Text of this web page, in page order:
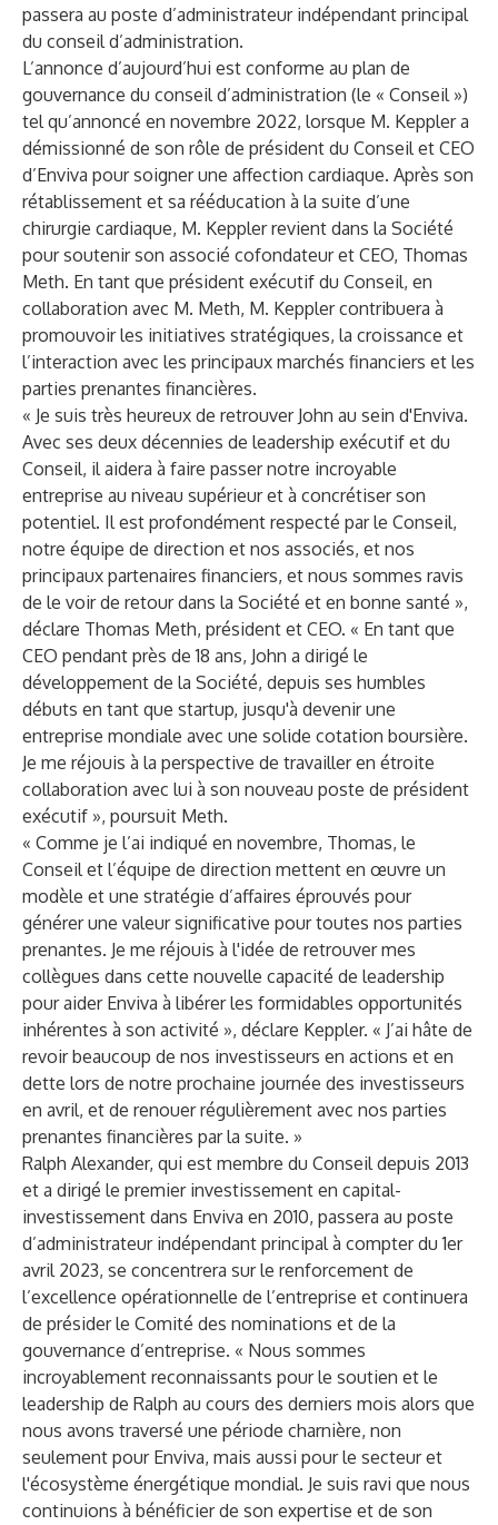
passera au poste d’administrateur indépendant principal
du conseil d’administration.
L’annonce d’aujourd’hui est conforme au plan de
gouvernance du conseil d’administration (le « Conseil »)
tel qu’annoncé en novembre 2022, lorsque M. Keppler a
démissionné de son rôle de président du Conseil et CEO
d’Enviva pour soigner une affection cardiaque. Après son
rétablissement et sa rééducation à la suite d’une
chirurgie cardiaque, M. Keppler revient dans la Société
pour soutenir son associé cofondateur et CEO, Thomas
Meth. En tant que président exécutif du Conseil, en
collaboration avec M. Meth, M. Keppler contribuera à
promouvoir les initiatives stratégiques, la croissance et
l’interaction avec les principaux marchés financiers et les
parties prenantes financières.
« Je suis très heureux de retrouver John au sein d'Enviva.
Avec ses deux décennies de leadership exécutif et du
Conseil, il aidera à faire passer notre incroyable
entreprise au niveau supérieur et à concrétiser son
potentiel. Il est profondément respecté par le Conseil,
notre équipe de direction et nos associés, et nos
principaux partenaires financiers, et nous sommes ravis
de le voir de retour dans la Société et en bonne santé »,
déclare Thomas Meth, président et CEO. « En tant que
CEO pendant près de 18 ans, John a dirigé le
développement de la Société, depuis ses humbles
débuts en tant que startup, jusqu'à devenir une
entreprise mondiale avec une solide cotation boursière.
Je me réjouis à la perspective de travailler en étroite
collaboration avec lui à son nouveau poste de président
exécutif », poursuit Meth.
« Comme je l’ai indiqué en novembre, Thomas, le
Conseil et l’équipe de direction mettent en œuvre un
modèle et une stratégie d’affaires éprouvés pour
générer une valeur significative pour toutes nos parties
prenantes. Je me réjouis à l'idée de retrouver mes
collègues dans cette nouvelle capacité de leadership
pour aider Enviva à libérer les formidables opportunités
inhérentes à son activité », déclare Keppler. « J’ai hâte de
revoir beaucoup de nos investisseurs en actions et en
dette lors de notre prochaine journée des investisseurs
en avril, et de renouer régulièrement avec nos parties
prenantes financières par la suite. »
Ralph Alexander, qui est membre du Conseil depuis 2013
et a dirigé le premier investissement en capital-
investissement dans Enviva en 2010, passera au poste
d’administrateur indépendant principal à compter du 1er
avril 2023, se concentrera sur le renforcement de
l’excellence opérationnelle de l’entreprise et continuera
de présider le Comité des nominations et de la
gouvernance d’entreprise. « Nous sommes
incroyablement reconnaissants pour le soutien et le
leadership de Ralph au cours des derniers mois alors que
nous avons traversé une période charnière, non
seulement pour Enviva, mais aussi pour le secteur et
l'écosystème énergétique mondial. Je suis ravi que nous
continuions à bénéficier de son expertise et de son